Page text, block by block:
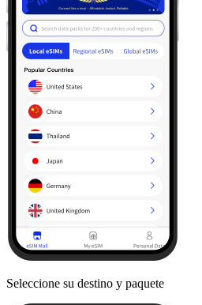
Seleccione su destino y paquete